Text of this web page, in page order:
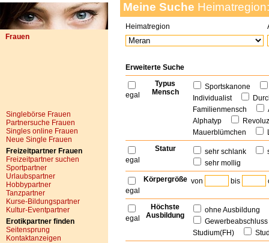
Frauen
Singlebörse Frauen
Partnersuche Frauen
Singles online Frauen
Neue Single Frauen
Freizeitpartner Frauen
Freizeitpartner suchen
Sportpartner
Urlaubspartner
Hobbypartner
Tanzpartner
Kurse-Bildungspartner
Kultur-Eventpartner
Erotikpartner finden
Seitensprung
Kontaktanzeigen
Meine Suche
Heimatregion
Erweiterte Suche
egal
Typus
Mensch
Sportskanone
Individualist
Familienmensch
Alphatyp
Mauerblümchen
egal
Statur sehr schlank
sehr mollig
egal
Körpergröße von bis
egal
Höchste
Ausbildung
ohne Ausbildung
Studium(FH)